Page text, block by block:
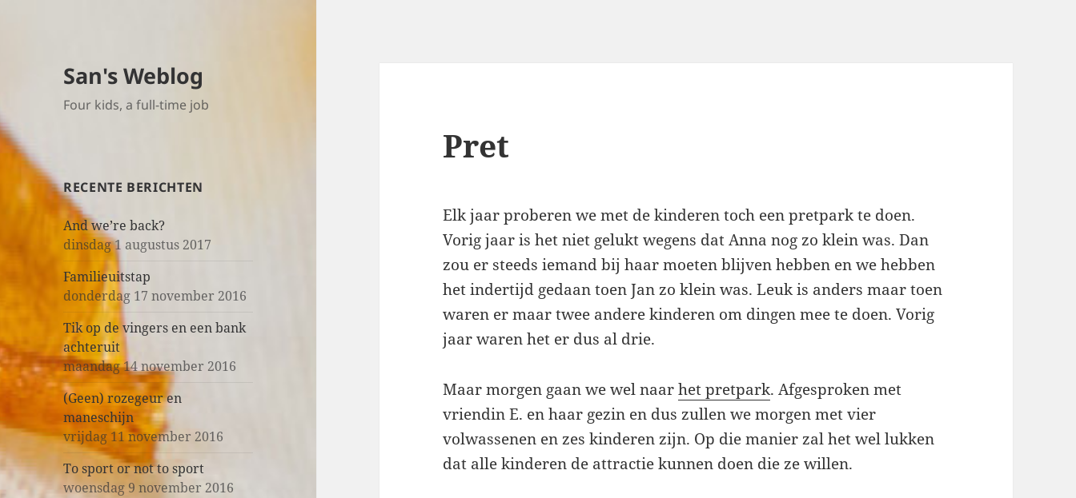
San's Weblog
Four kids, a full-time job
RECENTE BERICHTEN
And we’re back?
dinsdag 1 augustus 2017
Familieuitstap
donderdag 17 november 2016
Tik op de vingers en een bank
achteruit
maandag 14 november 2016
(Geen) rozegeur en
maneschijn
vrijdag 11 november 2016
To sport or not to sport
woensdag 9 november 2016
Pret
Elk jaar proberen we met de kinderen toch een pretpark te doen.
Vorig jaar is het niet gelukt wegens dat Anna nog zo klein was. Dan
zou er steeds iemand bij haar moeten blijven hebben en we hebben
het indertijd gedaan toen Jan zo klein was. Leuk is anders maar toen
waren er maar twee andere kinderen om dingen mee te doen. Vorig
jaar waren het er dus al drie.
Maar morgen gaan we wel naarhet pretpark. Afgesproken met
vriendin E. en haar gezin en dus zullen we morgen met vier
volwassenen en zes kinderen zijn. Op die manier zal het wel lukken
dat alle kinderen de attractie kunnen doen die ze willen.